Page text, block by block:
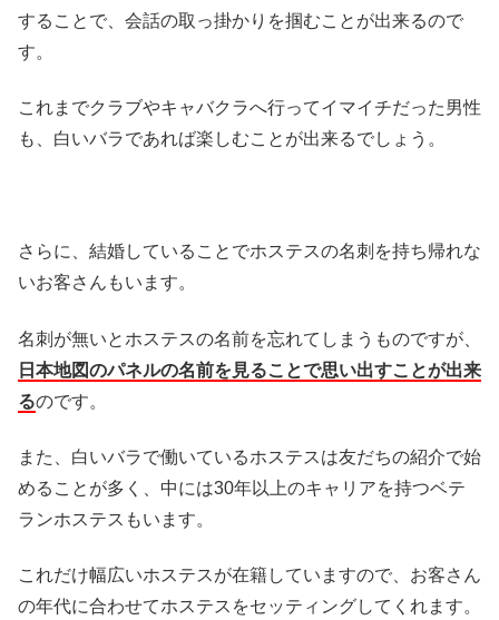
することで、会話の取っ掛かりを掴むことが出来るので
す。
これまでクラブやキャバクラへ行ってイマイチだった男性
も、白いバラであれば楽しむことが出来るでしょう。
さらに、結婚していることでホステスの名刺を持ち帰れな
いお客さんもいます。
名刺が無いとホステスの名前を忘れてしまうものですが、
日本地図のパネルの名前を見ることで思い出すことが出来
るのです。
また、白いバラで働いているホステスは友だちの紹介で始
めることが多く、中には30年以上のキャリアを持つベテ
ランホステスもいます。
これだけ幅広いホステスが在籍していますので、お客さん
の年代に合わせてホステスをセッティングしてくれます。